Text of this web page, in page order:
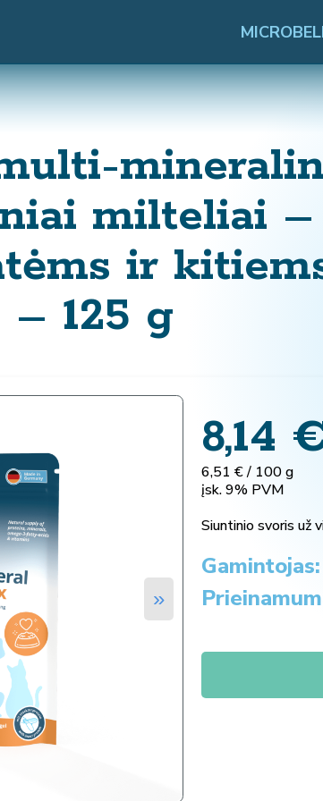
milteliai –
ir
125 g
»
8,14
6,51 € / 100 g
įsk. 9% PVM
Siuntinio svoris už
Gamintojas: